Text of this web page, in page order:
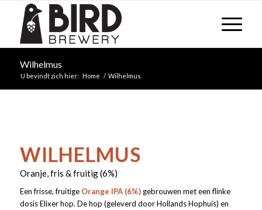
Wilhelmus
U bevindt zich hier: Home / Wilhelmus
WILHELMUS
Oranje, fris & fruitig (6%)
Een frisse, fruitige Orange IPA (6%)gebrouwen met een flinke
dosis Elixer hop. De hop (geleverd door Hollands Hophuis) en